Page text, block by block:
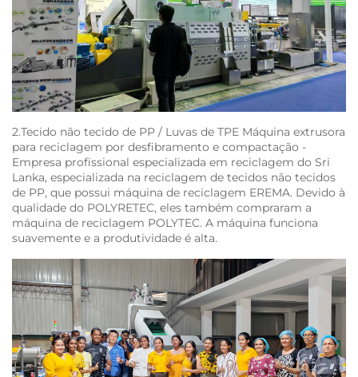
2.Tecido não tecido de PP / Luvas de TPE Máquina extrusora
para reciclagem por desfibramento e compactação -
Empresa profissional especializada em reciclagem do Sri
Lanka, especializada na reciclagem de tecidos não tecidos
de PP, que possui máquina de reciclagem EREMA. Devido à
qualidade do POLYRETEC, eles também compraram a
máquina de reciclagem POLYTEC. A máquina funciona
suavemente e a produtividade é alta.